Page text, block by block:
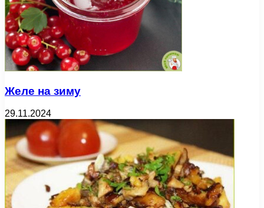
Желе на зиму
29.11.2024